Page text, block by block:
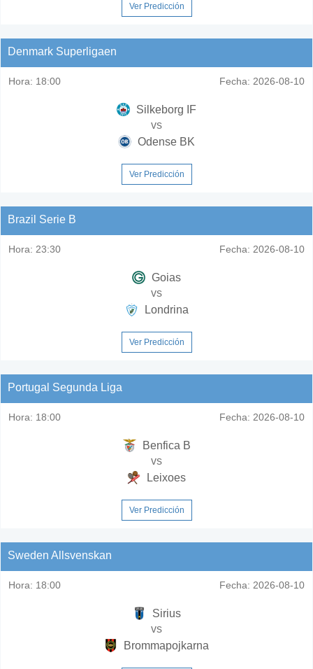
Ver Predicción
Denmark Superligaen
Hora: 18:00 Fecha: 2026-08-10
Silkeborg IF
vs
Odense BK
Ver Predicción
Brazil Serie B
Hora: 23:30 Fecha: 2026-08-10
Goias
vs
Londrina
Ver Predicción
Portugal Segunda Liga
Hora: 18:00 Fecha: 2026-08-10
Benfica B
vs
Leixoes
Ver Predicción
Sweden Allsvenskan
Hora: 18:00 Fecha: 2026-08-10
Sirius
vs
Brommapojkarna